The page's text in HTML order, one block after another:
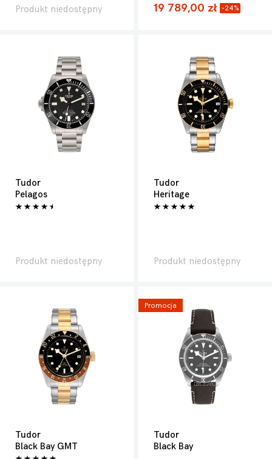
Produkt niedostępny 19 789,00 zł -24%
Tudor
Pelagos
Produkt niedostępny
Tudor
Heritage
Produkt niedostępny
Tudor
Black Bay GMT
Promocja
Tudor
Black Bay